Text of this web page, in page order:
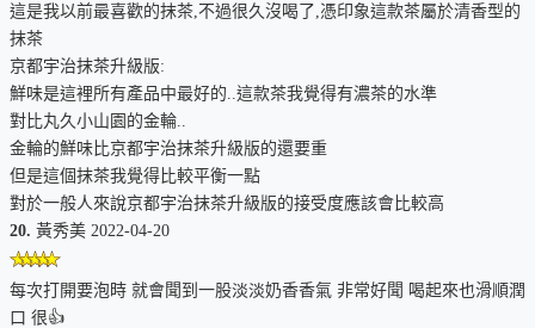
這是我以前最喜歡的抹茶,不過很久沒喝了,憑印象這款茶屬於清香型的
抹茶
京都宇治抹茶升級版:
鮮味是這裡所有產品中最好的..這款茶我覺得有濃茶的水準
對比丸久小山園的金輪..
金輪的鮮味比京都宇治抹茶升級版的還要重
但是這個抹茶我覺得比較平衡一點
對於一般人來說京都宇治抹茶升級版的接受度應該會比較高
20. 黃秀美 2022-04-20
每次打開要泡時 就會聞到一股淡淡奶香香氣 非常好聞 喝起來也滑順潤
口 很👍